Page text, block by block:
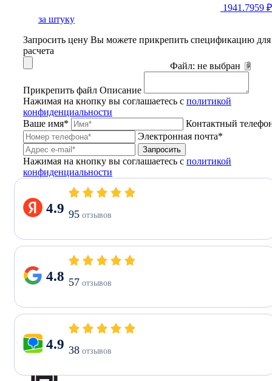
1941.7959 ₽
за штуку
Запросить цену Вы можете прикрепить спецификацию для
расчета
Файл: не выбран
Прикрепить файл Описание
Нажимая на кнопку вы соглашаетесь с политикой
конфиденциальности
Ваше имя*
Контактный
Электронная почта*
Запросить
Нажимая на кнопку вы соглашаетесь с политикой
конфиденциальности
4.9 95 отзывов
4.8 57 отзывов
4.9 38 отзывов